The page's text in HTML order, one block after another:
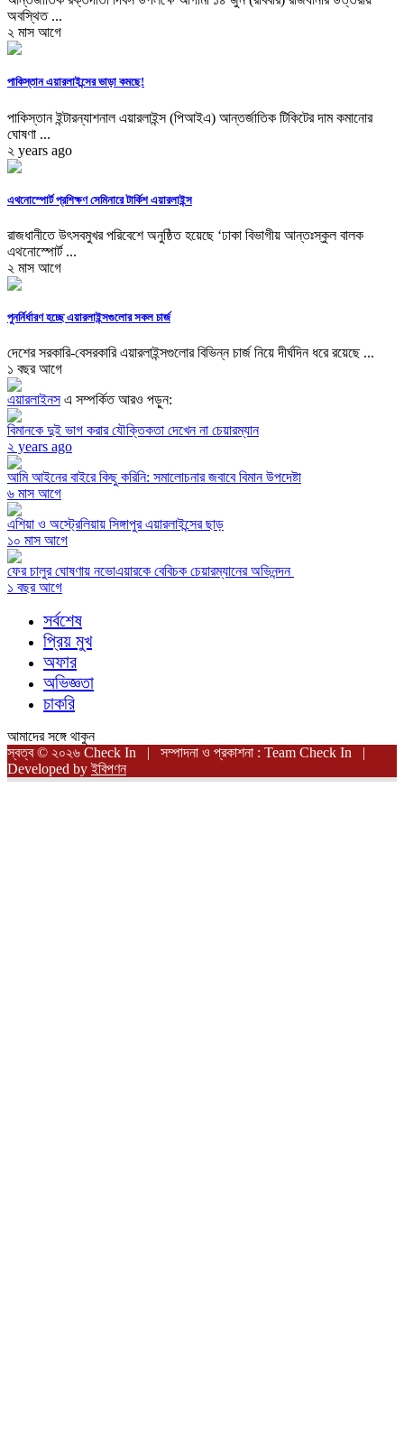
অবস্থিত ...
২ মাস আগে
পাকিস্তান এয়ারলাইন্সের ভাড়া কমছে!
পাকিস্তান ইন্টারন্যাশনাল এয়ারলাইন্স (পিআইএ) আন্তর্জাতিক টিকিটের দাম কমানোর
ঘোষণা ...
২ years ago
এথনোস্পোর্ট প্রশিক্ষণ সেমিনারে টার্কিশ এয়ারলাইন্স
রাজধানীতে উৎসবমুখর পরিবেশে অনুষ্ঠিত হয়েছে ‘ঢাকা বিভাগীয় আন্তঃস্কুল বালক
এথনোস্পোর্ট ...
২ মাস আগে
পুনর্নির্ধারণ হচ্ছে এয়ারলাইন্সগুলোর সকল চার্জ
দেশের সরকারি-বেসরকারি এয়ারলাইন্সগুলোর বিভিন্ন চার্জ নিয়ে দীর্ঘদিন ধরে রয়েছে ...
১ বছর আগে
এয়ারলাইনসএ সম্পর্কিত আরও পড়ুন:
বিমানকে দুই ভাগ করার যৌক্তিকতা দেখেন না চেয়ারম্যান
২ years ago
আমি আইনের বাইরে কিছু করিনি: সমালোচনার জবাবে বিমান উপদেষ্টা
৬ মাস আগে
এশিয়া ও অস্ট্রেলিয়ায় সিঙ্গাপুর এয়ারলাইন্সের ছাড়
১০ মাস আগে
ফের চালুর ঘোষণায় নভোএয়ারকে বেবিচক চেয়ারম্যানের অভিনন্দন
১ বছর আগে
সর্বশেষ
প্রিয় মুখ
অফার
অভিজ্ঞতা
চাকরি
আমাদের সঙ্গে থাকুন
স্বত্ব © ২০২৬ Check In | সম্পাদনা ও প্রকাশনা : Team Check In |
Developed byইবিপণন